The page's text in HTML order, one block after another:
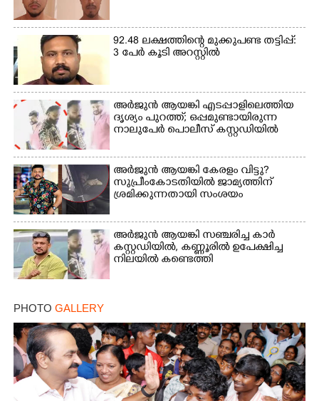
92.48 ലക്ഷത്തിന്റെ മുക്കുപണ്ട തട്ടിപ്പ്:
3 പേർ കൂടി അറസ്റ്റിൽ
അർജുൻ ആയങ്കി എടപ്പാളിലെത്തിയ
ദൃശ്യം പുറത്ത്; ഒപ്പമുണ്ടായിരുന്ന
നാലുപേർ പൊലീസ് കസ്റ്റഡിയിൽ
അർജുൻ ആയങ്കി കേരളം വിട്ടു?
സുപ്രീംകോടതിയിൽ ജാമ്യത്തിന്
ശ്രമിക്കുന്നതായി സംശയം
അർജുൻ ആയങ്കി സഞ്ചരിച്ച കാർ
കസ്റ്റഡിയിൽ,​ കണ്ണൂരിൽ ഉപേക്ഷിച്ച
നിലയിൽ കണ്ടെത്തി
PHOTO GALLERY